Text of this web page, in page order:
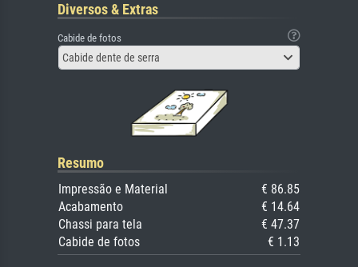
Diversos & Extras
Cabide de fotos
Cabide dente de serra
Resumo
Impressão e Material
€ 86.85
Acabamento
€ 14.64
Chassi para tela
€ 47.37
Cabide de fotos
€ 1.13